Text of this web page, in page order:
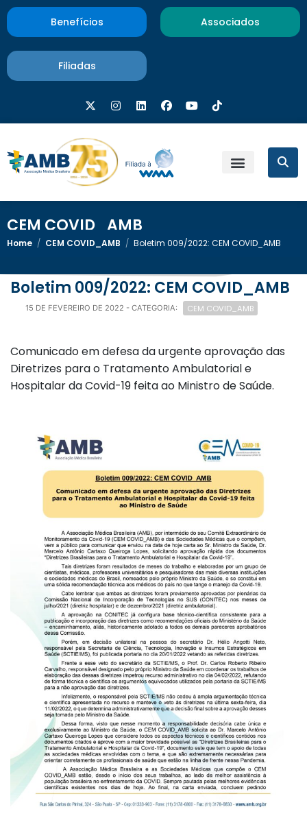
Benefícios Associados
Filiadas
CEM COVID_AMB
Home / CEM COVID_AMB / Boletim 009/2022: CEM COVID_AMB
Boletim 009/2022: CEM COVID_AMB
15 DE FEVEREIRO DE 2022 - CATEGORIA: CEM COVID_AMB
Comunicado em defesa da urgente aprovação das
Diretrizes para o Tratamento Ambulatorial e
Hospitalar da Covid-19 feita ao Ministro de Saúde.